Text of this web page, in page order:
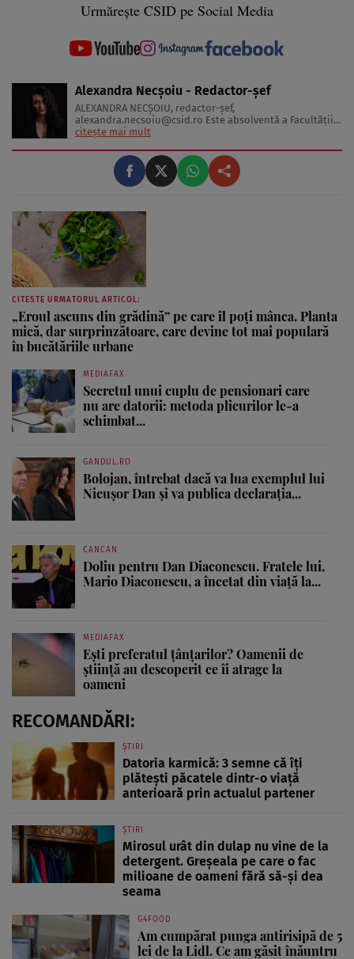
Urmărește CSID pe Social Media
Alexandra Necșoiu - Redactor-șef
ALEXANDRA NECŞOIU, redactor-șef,
alexandra.necsoiu@csid.ro Este absolventă a Facultăţii
de Jurnalism şi Ştiinţele Comunicării şi deţine o diplomă
Iubeşte să scrie şi nu se vede făcând altceva, acesta fiind
visul ei încă de pe ...
citește mai mult
CITESTE URMATORUL ARTICOL:
„Eroul ascuns din grădină” pe care îl poți mânca. Planta
mică, dar surprinzătoare, care devine tot mai populară
în bucătăriile urbane
MEDIAFAX
Secretul unui cuplu de pensionari care
nu are datorii: metoda plicurilor le-a
schimbat...
GANDUL.RO
Bolojan, întrebat dacă va lua exemplul lui
Nicușor Dan și va publica declarația...
CANCAN
Doliu pentru Dan Diaconescu. Fratele lui,
Mario Diaconescu, a încetat din viață la...
MEDIAFAX
Ești preferatul țânțarilor? Oamenii de
știință au descoperit ce îi atrage la
oameni
RECOMANDĂRI:
ȘTIRI
Datoria karmică: 3 semne că îți
plătești păcatele dintr-o viață
anterioară prin actualul partener
ȘTIRI
Mirosul urât din dulap nu vine de la
detergent. Greșeala pe care o fac
milioane de oameni fără să-și dea
seama
G4FOOD
Am cumpărat punga antirisipă de 5
lei de la Lidl. Ce am găsit înăuntru